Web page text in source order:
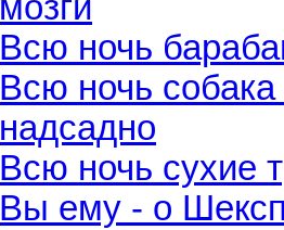
мозги
Всю ночь
Всю ночь
надсадно
Всю ночь сухие
Вы ему - о